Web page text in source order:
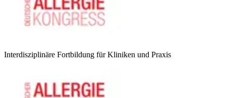
Interdisziplinäre Fortbildung für Kliniken und Praxis